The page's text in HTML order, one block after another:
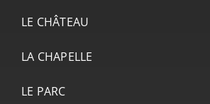
LE CHÂTEAU
LA CHAPELLE
LE PARC